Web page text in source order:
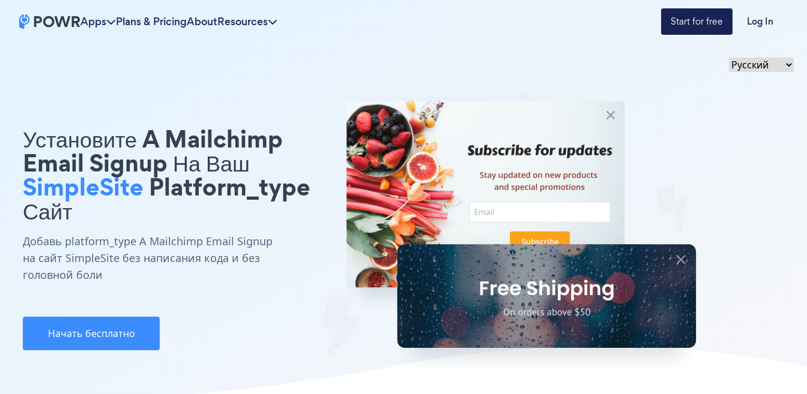
Apps Plans & PricingAboutResources Start for free Log In
Установите A Mailchimp
Email Signup На Ваш
SimpleSite Platform_type
Сайт
Добавь platform_type A Mailchimp Email Signup
на сайт SimpleSite без написания кода и без
головной боли
Начать бесплатно